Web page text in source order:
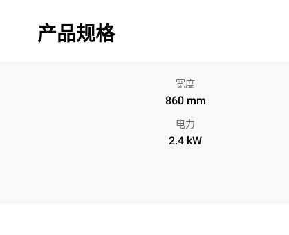
产品规格
宽度
860 mm
电力
2.4 kW